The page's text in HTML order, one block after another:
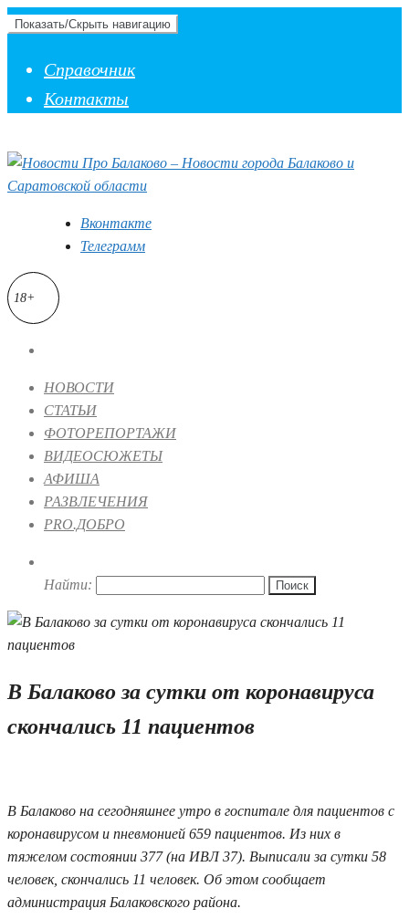
Показать/Скрыть навигацию
Справочник
Контакты
Вконтакте
Телеграмм
18+
НОВОСТИ
СТАТЬИ
ФОТОРЕПОРТАЖИ
ВИДЕОСЮЖЕТЫ
АФИША
РАЗВЛЕЧЕНИЯ
PRO.ДОБРО
Найти:
В Балаково за сутки от коронавируса
скончались 11 пациентов
В Балаково на сегодняшнее утро в госпитале для пациентов с
коронавирусом и пневмонией 659 пациентов. Из них в
тяжелом состоянии 377 (на ИВЛ 37). Выписали за сутки 58
человек, скончались 11 человек. Об этом сообщает
администрация Балаковского района.